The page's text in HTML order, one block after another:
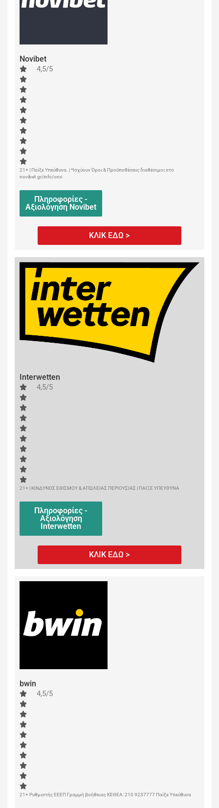
Novibet
4,5/5
21+ | Παίξε Υπεύθυνα. | *Ισχύουν Όροι & Προϋποθέσεις διαθέσιμοι στο
novibet.gr/info/oroi
Πληροφορίες -
Αξιολόγηση Novibet
ΚΛΙΚ ΕΔΩ >
Interwetten
4,5/5
21+ | ΚΙΝΔΥΝΟΣ ΕΘΙΣΜΟΥ & ΑΠΩΛΕΙΑΣ ΠΕΡΙΟΥΣΙΑΣ | ΠΑΙΞΕ ΥΠΕΥΘΥΝΑ
Πληροφορίες -
Αξιολόγηση
Interwetten
ΚΛΙΚ ΕΔΩ >
bwin
4,5/5
21+ Ρυθμιστής ΕΕΕΠ Γραμμή βοήθειας ΚΕΘΕΑ: 210 9237777 Παίξε Υπεύθυνα